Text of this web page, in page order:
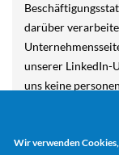
Wir verwenden
darüber
unserer LinkedIn-
uns keine
gestellt. Diese
Informationen der